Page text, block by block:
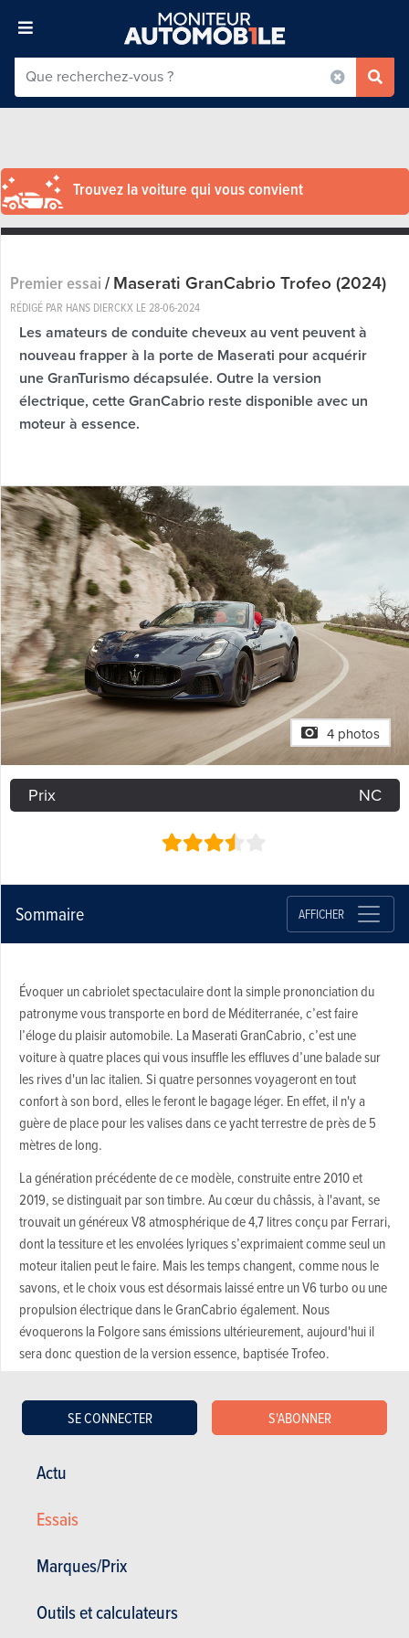
Actu
Essais
Marques/Prix
Outils et calculateurs
SE CONNECTER S'ABONNER
Trouvez la voiture qui vous convient
Premier essai/Maserati GranCabrio Trofeo (2024)
RÉDIGÉ PAR HANS DIERCKX LE 28-06-2024
Les amateurs de conduite cheveux au vent peuvent à
nouveau frapper à la porte de Maserati pour acquérir
une GranTurismo décapsulée. Outre la version
électrique, cette GranCabrio reste disponible avec un
moteur à essence.
4 photos
Prix NC
Sommaire AFFICHER
Évoquer un cabriolet spectaculaire dont la simple prononciation du
patronyme vous transporte en bord de Méditerranée, c’est faire
l’éloge du plaisir automobile. La Maserati GranCabrio, c’est une
voiture à quatre places qui vous insuffle les effluves d’une balade sur
les rives d'un lac italien. Si quatre personnes voyageront en tout
confort à son bord, elles le feront le bagage léger. En effet, il n'y a
guère de place pour les valises dans ce yacht terrestre de près de 5
mètres de long.
La génération précédente de ce modèle, construite entre 2010 et
2019, se distinguait par son timbre. Au cœur du châssis, à l'avant, se
trouvait un généreux V8 atmosphérique de 4,7 litres conçu par Ferrari,
dont la tessiture et les envolées lyriques s’exprimaient comme seul un
moteur italien peut le faire. Mais les temps changent, comme nous le
savons, et le choix vous est désormais laissé entre un V6 turbo ou une
propulsion électrique dans le GranCabrio également. Nous
évoquerons la Folgore sans émissions ultérieurement, aujourd'hui il
sera donc question de la version essence, baptisée Trofeo.
Carrosserie et intérieurMaserati GranCabrio Trofeo
coupé du même nom, en raison des renforts structurels
porteur. Toutefois, une perte minimale de rigidité est inévitable,
tiendrons pas rigueur. En outre, le châssis reste suffisamment
semble pas affectée. En bref : opération réussie.